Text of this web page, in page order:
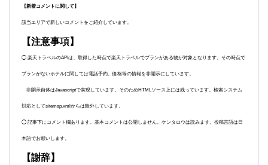
【新着コメントに関して】
該当エリアで新しいコメントをご紹介しています。
【注意事項】
◯ 楽天トラベルのAPIは、取得した時点で楽天トラベルでプランがある物が対象となります。その時点で
プランがないホテルに関しては電話予約、価格等の情報を非開示にしています。
非開示自体はJavascriptで実現しています。そのためHTMLソース上には残っています。検索システム
対応としてsitemap.xmlからは除外しています。
◯ 記事下にコメント欄あります。基本コメントは公開しません。ケンタロウは読みます。投稿言語は日
本語でお願いします。
【謝辞】